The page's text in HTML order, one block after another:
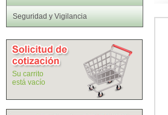
Seguridad y Vigilancia
Su carrito
está vacío